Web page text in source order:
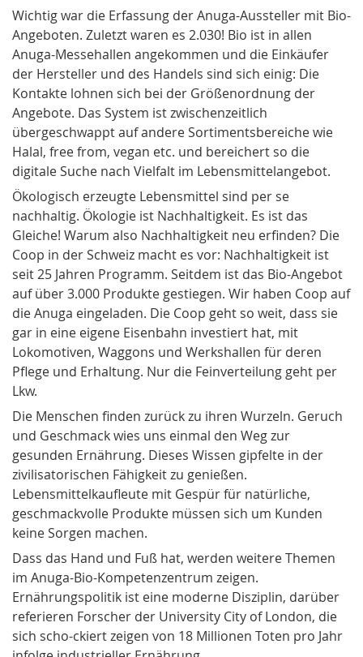
Wichtig war die Erfassung der Anuga-Aussteller mit Bio-
Angeboten. Zuletzt waren es 2.030! Bio ist in allen
Anuga-Messehallen angekommen und die Einkäufer
der Hersteller und des Handels sind sich einig: Die
Kontakte lohnen sich bei der Größenordnung der
Angebote. Das System ist zwischenzeitlich
übergeschwappt auf andere Sortimentsbereiche wie
Halal, free from, vegan etc. und bereichert so die
digitale Suche nach Vielfalt im Lebensmittelangebot.
Ökologisch erzeugte Lebensmittel sind per se
nachhaltig. Ökologie ist Nachhaltigkeit. Es ist das
Gleiche! Warum also Nachhaltigkeit neu erfinden? Die
Coop in der Schweiz macht es vor: Nachhaltigkeit ist
seit 25 Jahren Programm. Seitdem ist das Bio-Angebot
auf über 3.000 Produkte gestiegen. Wir haben Coop auf
die Anuga eingeladen. Die Coop geht so weit, dass sie
gar in eine eigene Eisenbahn investiert hat, mit
Lokomotiven, Waggons und Werkshallen für deren
Pflege und Erhaltung. Nur die Feinverteilung geht per
Lkw.
Die Menschen finden zurück zu ihren Wurzeln. Geruch
und Geschmack wies uns einmal den Weg zur
gesunden Ernährung. Dieses Wissen gipfelte in der
zivilisatorischen Fähigkeit zu genießen.
Lebensmittelkaufleute mit Gespür für natürliche,
geschmackvolle Produkte müssen sich um Kunden
keine Sorgen machen.
Dass das Hand und Fuß hat, werden weitere Themen
im Anuga-Bio-Kompetenzentrum zeigen.
Ernährungspolitik ist eine moderne Disziplin, darüber
referieren Forscher der University City of London, die
sich scho-ckiert zeigen von 18 Millionen Toten pro Jahr